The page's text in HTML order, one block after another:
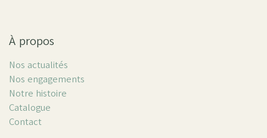
À propos
Nos actualités
Nos engagements
Notre histoire
Catalogue
Contact